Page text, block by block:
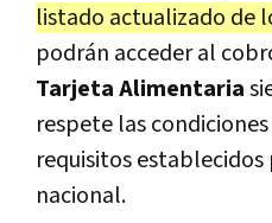
listado actualizado de
podrán acceder al
Tarjeta Alimentaria
respete las
requisitos
nacional.